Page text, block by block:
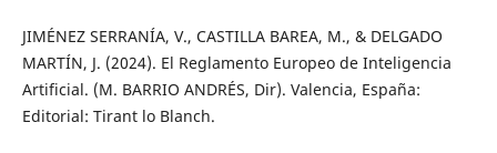
JIMÉNEZ SERRANÍA, V., CASTILLA BAREA, M., & DELGADO
MARTÍN, J. (2024). El Reglamento Europeo de Inteligencia
Artificial. (M. BARRIO ANDRÉS, Dir). Valencia, España:
Editorial: Tirant lo Blanch.